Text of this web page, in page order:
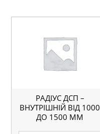
РАДІУС ДСП –
ВНУТРІШНІЙ ВІД 1000
ДО 1500 ММ